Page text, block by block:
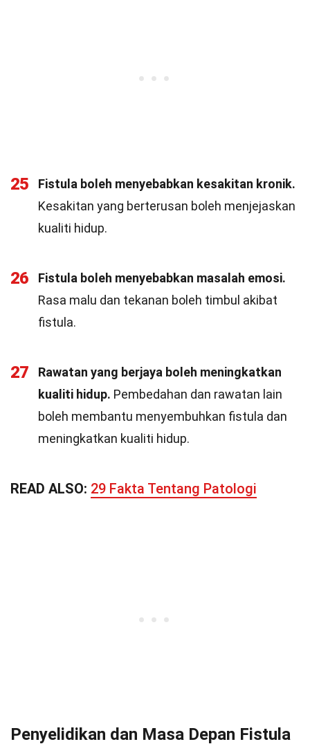
25
Fistula boleh menyebabkan kesakitan kronik.
Kesakitan yang berterusan boleh menjejaskan
kualiti hidup.
26
Fistula boleh menyebabkan masalah emosi.
Rasa malu dan tekanan boleh timbul akibat
fistula.
27
Rawatan yang berjaya boleh meningkatkan
kualiti hidup. Pembedahan dan rawatan lain
boleh membantu menyembuhkan fistula dan
meningkatkan kualiti hidup.
READ ALSO: 29 Fakta Tentang Patologi
Penyelidikan dan Masa Depan Fistula